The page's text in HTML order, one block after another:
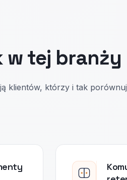
w tej branży
klientów, którzy i tak